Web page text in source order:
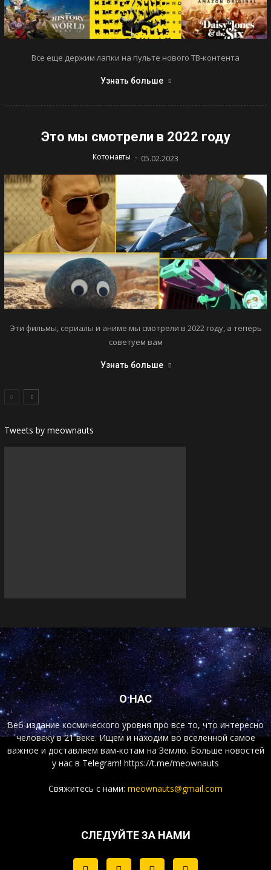
Все еще держим лапки на пульте нового ТВ-контента
Узнать больше
Это мы смотрели в 2022 году
Котонавты - 05.02.2023
Эти фильмы, сериалы и аниме мы смотрели в 2022 году, а теперь
советуем вам
Узнать больше
Tweets by meownauts
О НАС
Веб-издание космического уровня про все то, что интересно
человеку в 21 веке. Ищем и находим во вселенной самое
важное и доставляем вам-котам на Землю. Больше новостей
у нас в Telegram! https://t.me/meownauts
Свяжитесь с нами: meownauts@gmail.com
СЛЕДУЙТЕ ЗА НАМИ